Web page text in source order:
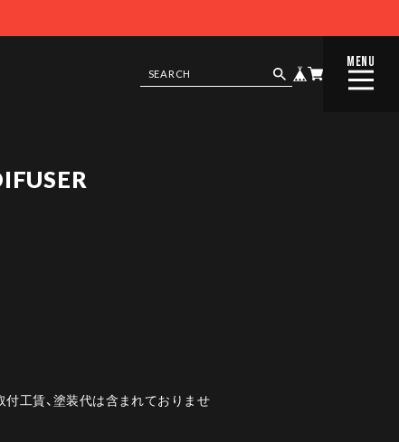
MENU
CLOSE
工賃、塗装代は含まれておりませ